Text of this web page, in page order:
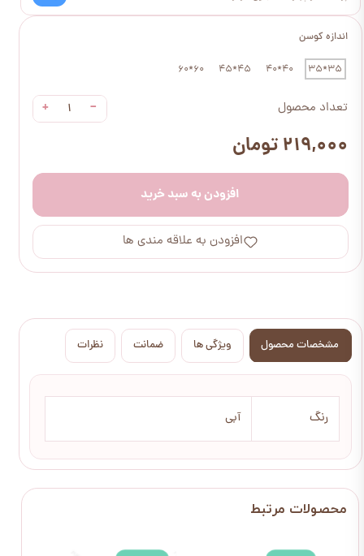
اندازه کوسن
35*35
40*40
45*45
60*60
تعداد محصول −
+
۲۱۹,۰۰۰ تومان
افزودن به سبد خرید
افزودن به علاقه مندی ها
مشخصات محصول ویژگی ها ضمانت نظرات
رنگ آبی